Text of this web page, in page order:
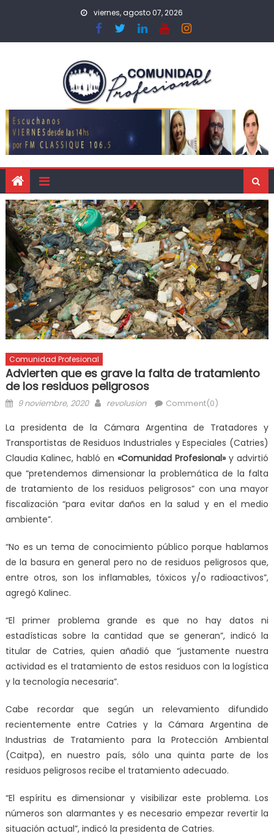
viernes, agosto 07, 2026
Comunidad Profesional
Advierten que es grave la falta de tratamiento
de los residuos peligrosos
9 noviembre, 2020 revolusion Comment(0)
La presidenta de la Cámara Argentina de Tratadores y
Transportistas de Residuos Industriales y Especiales (Catries)
Claudia Kalinec, habló en«Comunidad Profesional»y advirtió
que “pretendemos dimensionar la problemática de la falta
de tratamiento de los residuos peligrosos” con una mayor
fiscalización “para evitar daños en la salud y en el medio
ambiente”.
“No es un tema de conocimiento público porque hablamos
de la basura en general pero no de residuos peligrosos que,
entre otros, son los inflamables, tóxicos y/o radioactivos”,
agregó Kalinec.
“El primer problema grande es que no hay datos ni
estadísticas sobre la cantidad que se generan”, indicó la
titular de Catries, quien añadió que “justamente nuestra
actividad es el tratamiento de estos residuos con la logística
y la tecnología necesaria”.
Cabe recordar que según un relevamiento difundido
recientemente entre Catries y la Cámara Argentina de
Industrias de Tratamiento para la Protección Ambiental
(Caitpa), en nuestro país, sólo una quinta parte de los
residuos peligrosos recibe el tratamiento adecuado.
“El espíritu es dimensionar y visibilizar este problema. Los
números son alarmantes y es necesario empezar revertir la
situación actual”, indicó la presidenta de Catries.